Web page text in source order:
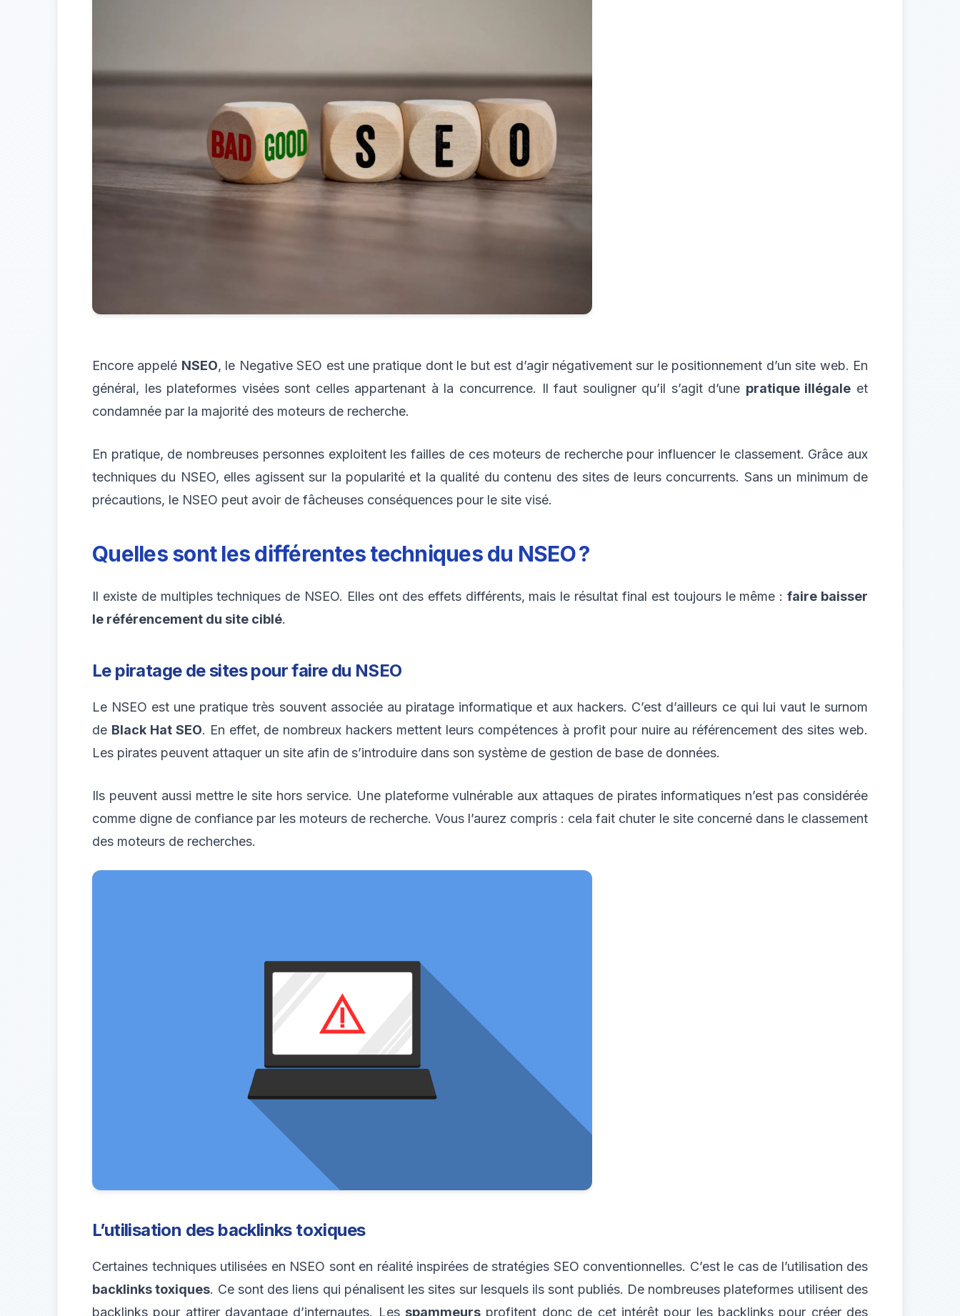
Encore appelé NSEO, le Negative SEO est une pratique dont le but est d’agir négativement sur le positionnement d’un site web. En
général, les plateformes visées sont celles appartenant à la concurrence. Il faut souligner qu’il s’agit d’une pratique illégale et
condamnée par la majorité des moteurs de recherche.
En pratique, de nombreuses personnes exploitent les failles de ces moteurs de recherche pour influencer le classement. Grâce aux
techniques du NSEO, elles agissent sur la popularité et la qualité du contenu des sites de leurs concurrents. Sans un minimum de
précautions, le NSEO peut avoir de fâcheuses conséquences pour le site visé.
Quelles sont les différentes techniques du NSEO ?
Il existe de multiples techniques de NSEO. Elles ont des effets différents, mais le résultat final est toujours le même :faire baisser
le référencement du site ciblé.
Le piratage de sites pour faire du NSEO
Le NSEO est une pratique très souvent associée au piratage informatique et aux hackers. C’est d’ailleurs ce qui lui vaut le surnom
de Black Hat SEO. En effet, de nombreux hackers mettent leurs compétences à profit pour nuire au référencement des sites web.
Les pirates peuvent attaquer un site afin de s’introduire dans son système de gestion de base de données.
Ils peuvent aussi mettre le site hors service. Une plateforme vulnérable aux attaques de pirates informatiques n’est pas considérée
comme digne de confiance par les moteurs de recherche. Vous l’aurez compris : cela fait chuter le site concerné dans le classement
des moteurs de recherches.
L’utilisation des backlinks toxiques
Certaines techniques utilisées en NSEO sont en réalité inspirées de stratégies SEO conventionnelles. C’est le cas de l’utilisation des
backlinks toxiques. Ce sont des liens qui pénalisent les sites sur lesquels ils sont publiés. De nombreuses plateformes utilisent des
backlinks pour attirer davantage d’internautes. Les spammeurs profitent donc de cet intérêt pour les backlinks pour créer des